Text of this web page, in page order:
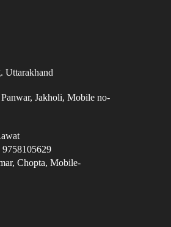
Uttarakhand
Jakholi, Mobile no-
9758105629
Chopta, Mobile-